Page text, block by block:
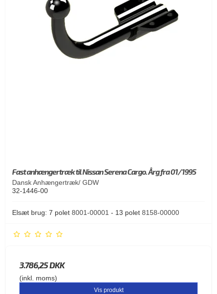
Fast anhængertræk til Nissan Serena Cargo. Årg fra 01/1995
Dansk Anhængertræk/ GDW
32-1446-00
Elsæt brug: 7 polet 8001-00001 - 13 polet 8158-00000
3.786,25 DKK
(inkl. moms)
Vis produkt